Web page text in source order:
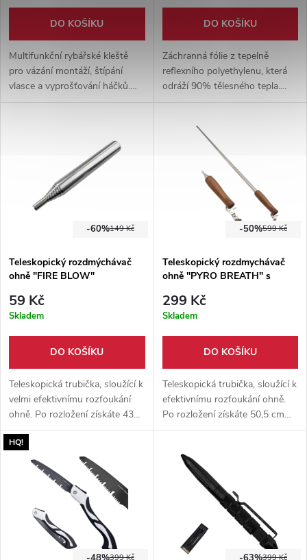
DO KOŠÍKU
Multifunkční rybářské kleště
pro vázání montáží, štípání
vlasce a vyprošťování háčků.
ABS rukojeti, čelisti z nerezové
DO KOŠÍKU
Záchranná fólie z tepelně
reflexního polyethylenu, která
odráží 90% tělesného tepla.
Rozměr 130x210 cm.
149 Kč
-60%
Teleskopický rozdmýchávač
ohně "FIRE BLOW"
59 Kč
Skladem
DO KOŠÍKU
Teleskopická trubička, sloužící k
velmi efektivnímu rozfoukání
ohně. Po rozložení získáte 43
cm dlouhou trubičku z
nerezové oceli 304. Už žádné
oči plné kouře a klečení v
599 Kč
-50%
Teleskopický rozdmychávač
ohně "PYRO BREATH" s
299 Kč
Skladem
DO KOŠÍKU
Teleskopická trubička, sloužící k
efektivnímu rozfoukání ohně.
Po rozložení získáte 50,5 cm
dlouhou trubičku z nerezové
žádné oči plné kouře a klečení v
ohništi!
HQ!
399 Kč 399 Kč